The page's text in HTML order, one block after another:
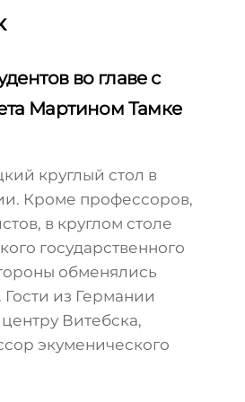
во главе с
Мартином Тамке
круглый стол в
Кроме профессоров,
в круглом столе
государственного
обменялись
из Германии
Витебска,
экуменического